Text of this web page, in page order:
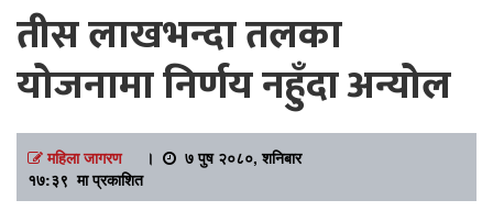
तीस लाखभन्दा तलका
योजनामा निर्णय नहुँदा अन्योल
महिला जागरण।
७ पुष २०८०, शनिबार
१७:३९ मा प्रकाशित